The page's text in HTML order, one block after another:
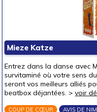
Mieze Katze
Entrez dans la danse avec
survitaminé où votre sens
seront vos meilleurs alliés
beatbox déjantées. > voir
COUP DE CŒUR AVIS DE NIM